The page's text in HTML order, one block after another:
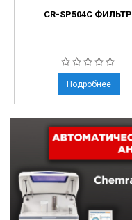
CR-SP504C ФИЛЬТР
Подробнее